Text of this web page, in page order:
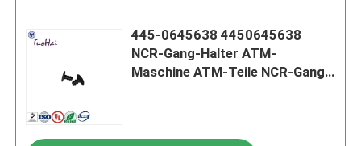
445-0645638 4450645638
NCR-Gang-Halter ATM-
Maschine ATM-Teile NCR-Gang-